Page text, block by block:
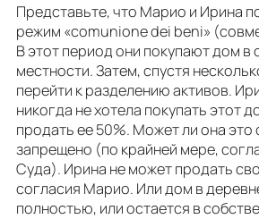
Представьте, что Марио и Ирина
режим «comunione dei beni»
В этот период они покупают дом в
местности. Затем, спустя
перейти к разделению активов.
никогда не хотела покупать этот
продать ее 50%. Может ли она это
запрещено (по крайней мере,
Суда). Ирина не может продать
согласия Марио. Или дом в
полностью, или остается в